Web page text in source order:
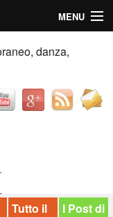
MENU
danza,
Tutto il
I Post di